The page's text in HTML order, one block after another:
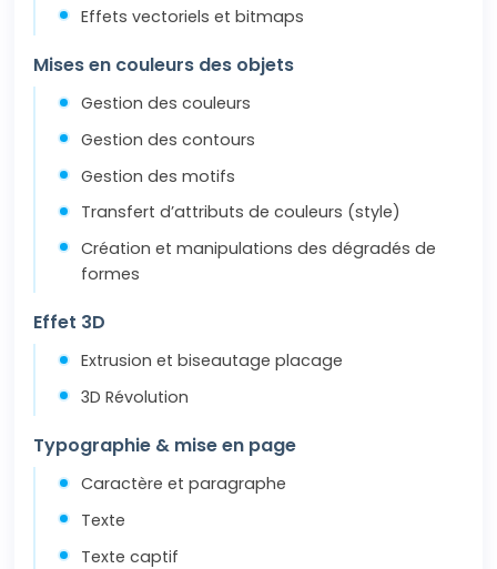
Effets vectoriels et bitmaps
Mises en couleurs des objets
Gestion des couleurs
Gestion des contours
Gestion des motifs
Transfert d’attributs de couleurs (style)
Création et manipulations des dégradés de
formes
Effet 3D
Extrusion et biseautage placage
3D Révolution
Typographie & mise en page
Caractère et paragraphe
Texte
Texte captif